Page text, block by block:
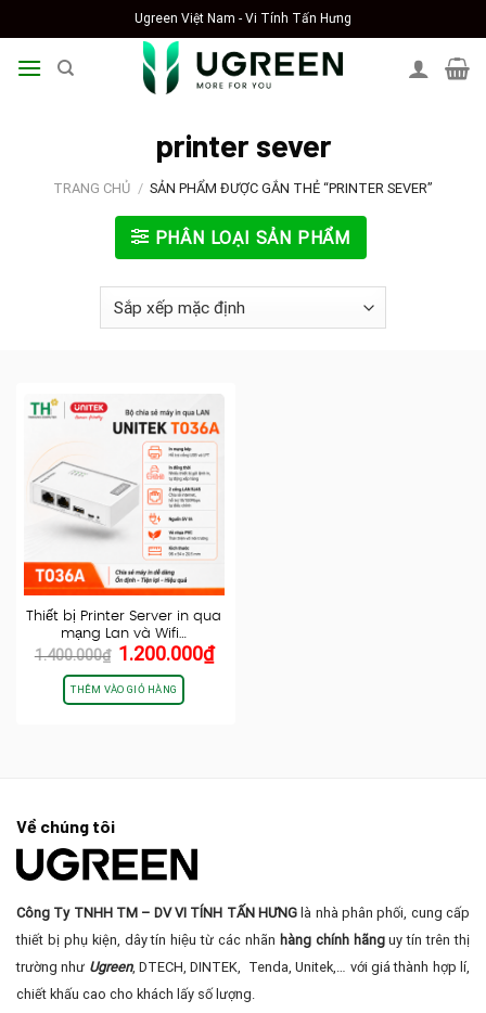
to
content
Ugreen Việt Nam - Vi Tính Tấn Hưng
printer sever
TRANG CHỦ / SẢN PHẨM ĐƯỢC GẮN THẺ “PRINTER SEVER”
PHÂN LOẠI SẢN PHẨM
Thiết bị Printer Server in qua
mạng Lan và Wifi…
1.400.000₫ Giá
gốc
là:
1.400.000₫.
1.200.000₫Giá
THÊM VÀO GIỎ HÀNG
Về chúng tôi
Công Ty TNHH TM – DV VI TÍNH TẤN HƯNG là nhà phân phối, cung cấp
thiết bị phụ kiện, dây tín hiệu từ các nhãn hàng chính hãnguy tín trên thị
trường như Ugreen, DTECH, DINTEK, Tenda, Unitek,… với giá thành hợp lí,
chiết khấu cao cho khách lấy số lượng.